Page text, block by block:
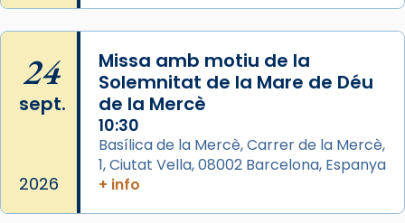
Foto
View on Facebook · Share
24
sept.
2026
Missa amb motiu de la
Solemnitat de la Mare de Déu
de la Mercè
10:30
Basílica de la Mercè, Carrer de la Mercè,
1, Ciutat Vella, 08002 Barcelona, Espanya
+ info